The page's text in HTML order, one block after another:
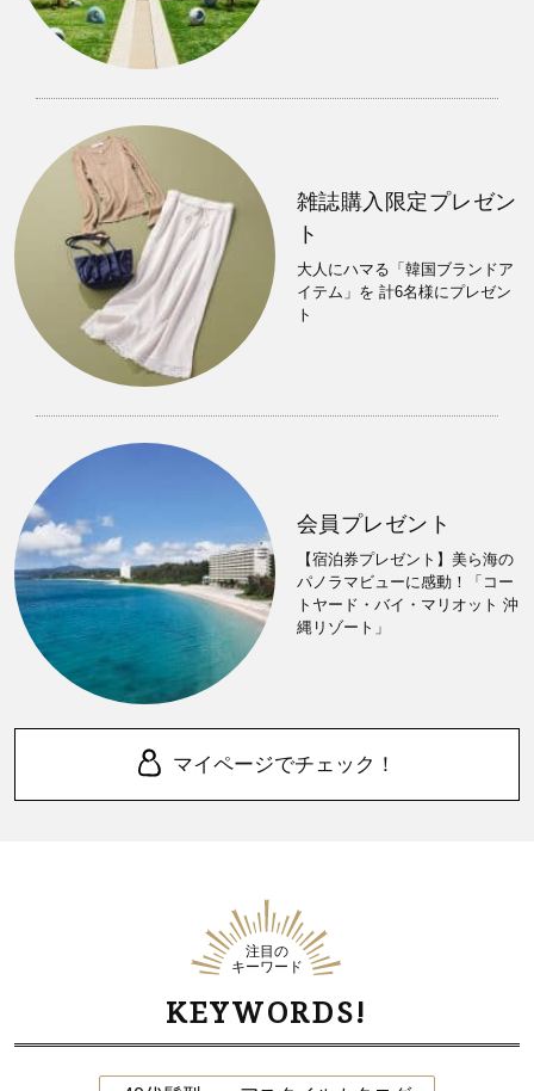
雑誌購入限定プレゼン
ト
大人にハマる「韓国ブランドア
イテム」を 計6名様にプレゼン
ト
会員プレゼント
【宿泊券プレゼント】美ら海の
パノラマビューに感動！「コー
トヤード・バイ・マリオット 沖
縄リゾート」
マイページでチェック！
注目の
キーワード
KEYWORDS!